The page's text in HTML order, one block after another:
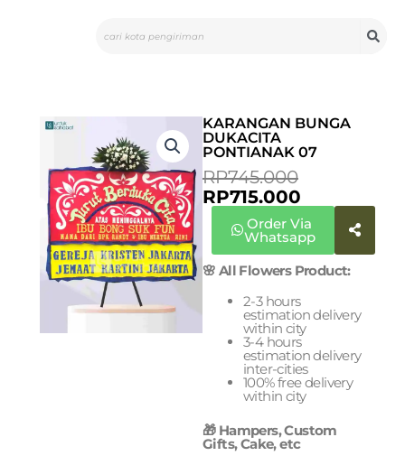
KARANGAN BUNGA
DUKACITA
PONTIANAK 07
RP745.000
WAS:
RP745.000.
RP715.000
IS:
RP715.000.
Order Via
Whatsapp
🌸 All Flowers Product:
2-3 hours
estimation delivery
within city
3-4 hours
estimation delivery
inter-cities
100% free delivery
within city
🎁 Hampers, Custom
Gifts, Cake, etc